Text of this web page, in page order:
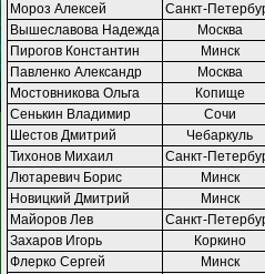
Мороз Алексей
Санкт-
Вышеславова Надежда
Москва
Пирогов Константин
Минск
Павленко Александр
Москва
Мостовникова Ольга
Копище
Сенькин Владимир
Сочи
Шестов Дмитрий
Чебаркуль
Тихонов Михаил
Санкт-
Лютаревич Борис
Минск
Новицкий Дмитрий
Минск
Майоров Лев
Санкт-
Захаров Игорь
Коркино
Флерко Сергей
Минск